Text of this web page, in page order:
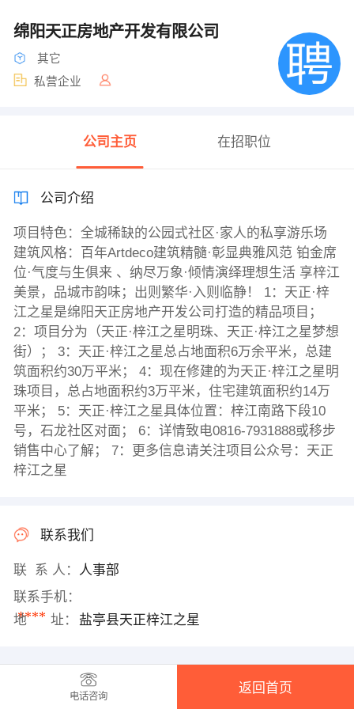
绵阳天正房地产开发有限公司
其它
私营企业
公司主页 在招职位
公司介绍
项目特色：全城稀缺的公园式社区·家人的私享游乐场
建筑风格：百年Artdeco建筑精髓·彰显典雅风范 铂金席
位·气度与生俱来 、纳尽万象·倾情演绎理想生活 享梓江
美景，品城市韵味；出则繁华·入则临静！ 1：天正·梓
江之星是绵阳天正房地产开发公司打造的精品项目；
2：项目分为（天正·梓江之星明珠、天正·梓江之星梦想
街）； 3：天正·梓江之星总占地面积6万余平米，总建
筑面积约30万平米； 4：现在修建的为天正·梓江之星明
珠项目，总占地面积约3万平米，住宅建筑面积约14万
平米； 5：天正·梓江之星具体位置：梓江南路下段10
号，石龙社区对面； 6：详情致电0816-7931888或移步
销售中心了解； 7：更多信息请关注项目公众号：天正
梓江之星
联系我们
联 系 人： 人事部
联系手机：
****
地 址： 盐亭县天正梓江之星
电话咨询
返回首页